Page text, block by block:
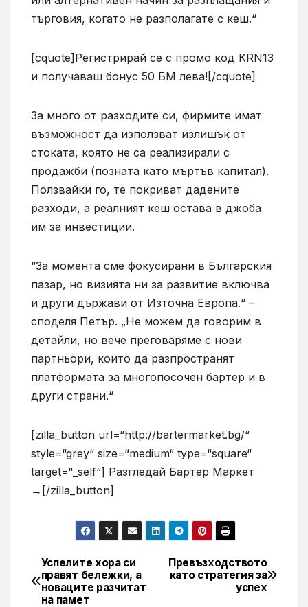
търговия, когато не разполагате с кеш.“
[cquote]Регистрирай се с промо код KRN13
и получаваш бонус 50 БМ лева![/cquote]
За много от разходите си, фирмите имат
възможност да използват излишък от
стоката, която не са реализирали с
продажби (позната като мъртъв капитал).
Ползвайки го, те покриват дадените
разходи, а реалният кеш остава в джоба
им за инвестиции.
“За момента сме фокусирани в Българския
пазар, но визията ни за развитие включва
и други държави от Източна Европа.“ –
споделя Петър. „Не можем да говорим в
детайли, но вече преговаряме с нови
партньори, които да разпространят
платформата за многопосочен бартер и в
други страни.“
[zilla_button url=“http://bartermarket.bg/“
style=“grey“ size=“medium“ type=“square“
target=“_self“] Разгледай Бартер Маркет
→[/zilla_button]
Навигация
Превъзходството
като стратегия за
успех
Успелите хора си
правят бележки, а
новаците разчитат
на памет